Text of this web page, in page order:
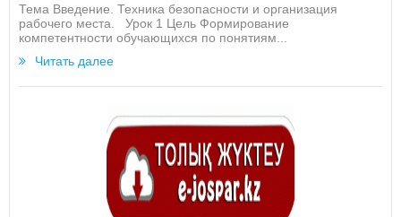
Тема Введение. Техника безопасности и организация
рабочего места. Урок 1 Цель Формирование
компетентности обучающихся по понятиям...
Читать далее